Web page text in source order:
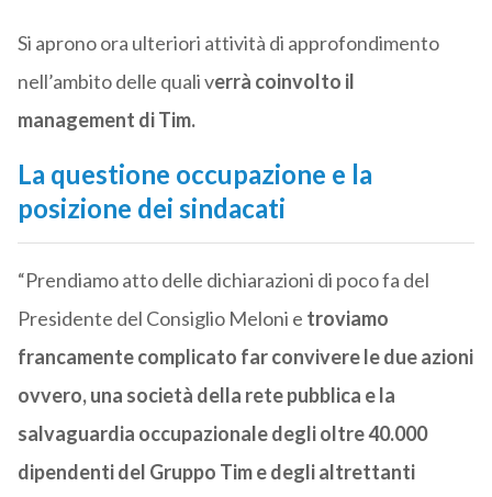
Si aprono ora ulteriori attività di approfondimento
nell’ambito delle quali verrà coinvolto il
management di Tim.
La questione occupazione e la
posizione dei sindacati
“Prendiamo atto delle dichiarazioni di poco fa del
Presidente del Consiglio Meloni e troviamo
francamente complicato far convivere le due azioni
ovvero, una società della rete pubblica e la
salvaguardia occupazionale degli oltre 40.000
dipendenti del Gruppo Tim e degli altrettanti